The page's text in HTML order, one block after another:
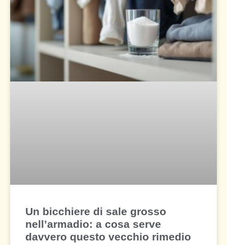
Un bicchiere di sale grosso
nell’armadio: a cosa serve
davvero questo vecchio rimedio